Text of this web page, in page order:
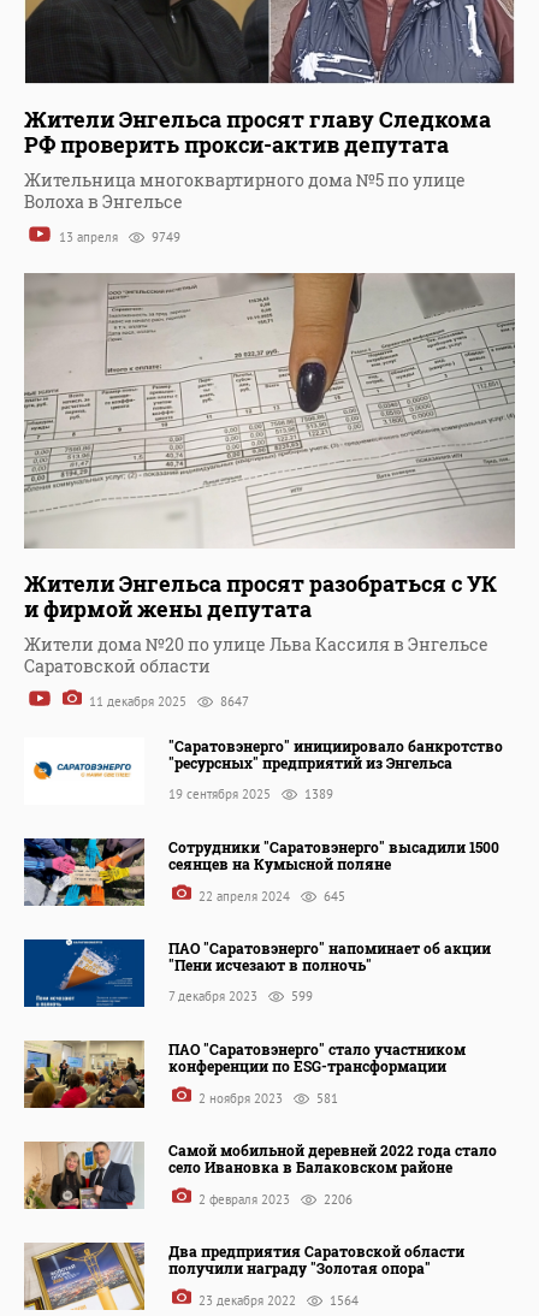
Жители Энгельса просят главу Следкома
РФ проверить прокси-актив депутата
Жительница многоквартирного дома №5 по улице
Волоха в Энгельсе
13 апреля 9749
Жители Энгельса просят разобраться с УК
и фирмой жены депутата
Жители дома №20 по улице Льва Кассиля в Энгельсе
Саратовской области
11 декабря 2025 8647
"Саратовэнерго" инициировало банкротство
"ресурсных" предприятий из Энгельса
19 сентября 2025 1389
Сотрудники "Саратовэнерго" высадили 1500
сеянцев на Кумысной поляне
22 апреля 2024 645
ПАО "Саратовэнерго" напоминает об акции
"Пени исчезают в полночь"
7 декабря 2023 599
ПАО "Саратовэнерго" стало участником
конференции по ESG-трансформации
2 ноября 2023 581
Самой мобильной деревней 2022 года стало
село Ивановка в Балаковском районе
2 февраля 2023 2206
Два предприятия Саратовской области
получили награду "Золотая опора"
23 декабря 2022 1564